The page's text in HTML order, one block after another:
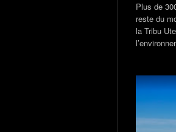
Plus de
reste du
la Tribu